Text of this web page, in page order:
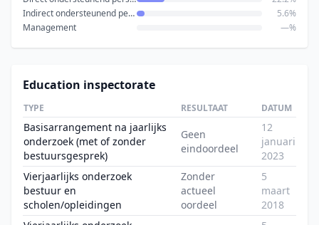
Indirect ondersteunend personeel
5.6%
Management
—%
Education inspectorate
TYPE RESULTAAT DATUM
Basisarrangement na jaarlijks
onderzoek (met of zonder
bestuursgesprek)
Geen
eindoordeel
12
januari
2023
Vierjaarlijks onderzoek
bestuur en
scholen/opleidingen
Zonder
actueel
oordeel
5
maart
2018